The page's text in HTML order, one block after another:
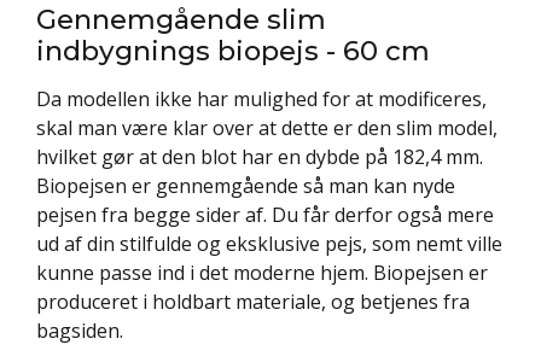
Gennemgående slim
indbygnings biopejs - 60 cm
Da modellen ikke har mulighed for at modificeres,
skal man være klar over at dette er den slim model,
hvilket gør at den blot har en dybde på 182,4 mm.
Biopejsen er gennemgående så man kan nyde
pejsen fra begge sider af. Du får derfor også mere
ud af din stilfulde og eksklusive pejs, som nemt ville
kunne passe ind i det moderne hjem. Biopejsen er
produceret i holdbart materiale, og betjenes fra
bagsiden.